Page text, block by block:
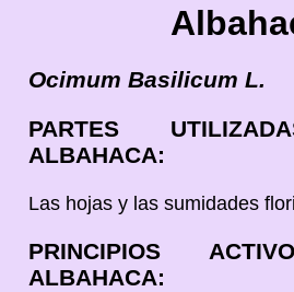
Ocimum Basilicum L.
PARTES
ALBAHACA:
Las hojas y las sumidades
PRINCIPIOS
ALBAHACA: